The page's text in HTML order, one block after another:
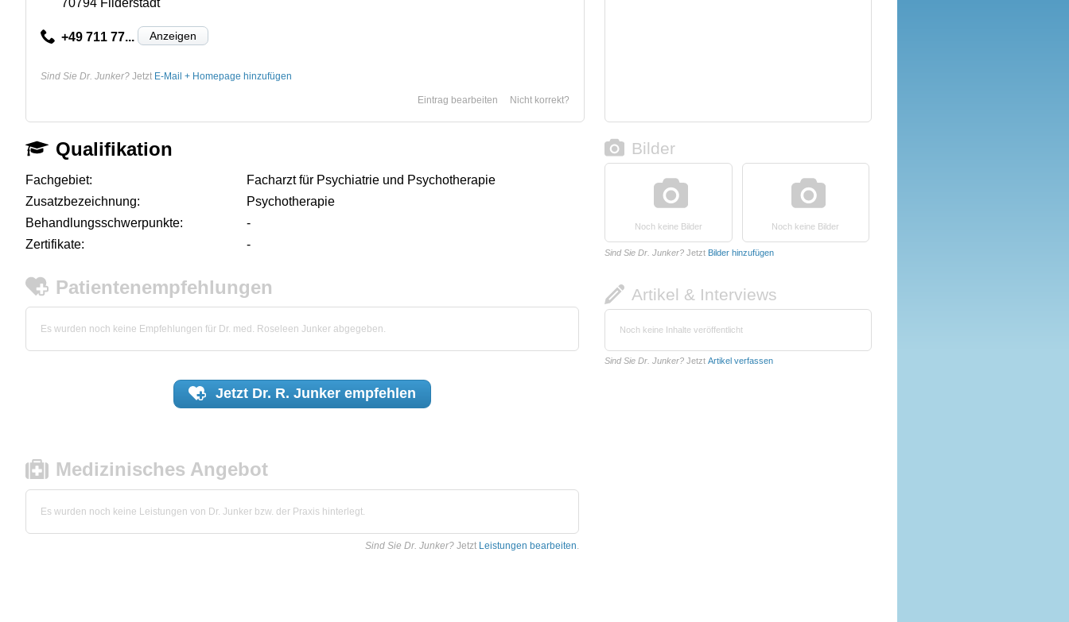
+49 711 77... Anzeigen
Sind Sie Dr. Junker? Jetzt E-Mail + Homepage hinzufügen
Nicht korrekt?
Eintrag bearbeiten
Qualifikation
Fachgebiet:
Facharzt für Psychiatrie und Psychotherapie
Zusatzbezeichnung:
Psychotherapie
Behandlungsschwerpunkte:
-
Zertifikate:
-
Patientenempfehlungen
Es wurden noch keine Empfehlungen für Dr. med. Roseleen Junker abgegeben.
Jetzt Dr. R. Junkerempfehlen
Medizinisches Angebot
Es wurden noch keine Leistungen von Dr. Junker bzw. der Praxis hinterlegt.
Sind Sie Dr. Junker? Jetzt Leistungen bearbeiten.
Bilder
Noch keine Bilder Noch keine Bilder
Sind Sie Dr. Junker? Jetzt Bilder hinzufügen
Artikel & Interviews
Noch keine Inhalte veröffentlicht
Sind Sie Dr. Junker? Jetzt Artikel verfassen